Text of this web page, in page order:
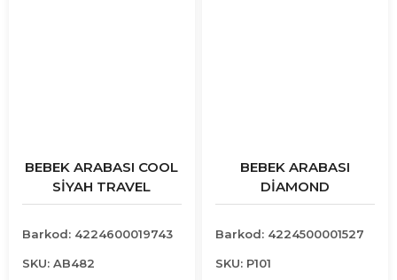
BEBEK ARABASI COOL
SİYAH TRAVEL
Barkod: 4224600019743
SKU: AB482
BEBEK ARABASI
DİAMOND
Barkod: 4224500001527
SKU: P101